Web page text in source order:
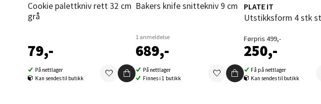
Cookie palettkniv rett 32 cm
grå
79,-
På nettlager
Kan sendes til butikk
Bakers knife snittekniv 9 cm
1 anmeldelse
689,-
På nettlager
Finnes i 1 butikk
PLATE IT
Utstikksform 4 stk
Førpris 499,-
250,-
Få på nettlager
Kan sendes til butikk
Oppdal - Aunasenteret
Åpent i dag 10-19